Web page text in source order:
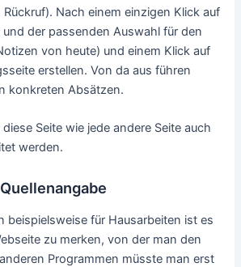
Nach einem einzigen Klick auf
der passenden Auswahl für den
von heute) und einem Klick auf
erstellen. Von da aus führen
konkreten Absätzen.
Seite wie jede andere Seite auch
werden.
beispielsweise für Hausarbeiten ist es
zu merken, von der man den
Programmen müsste man erst